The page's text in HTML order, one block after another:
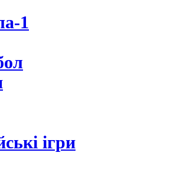
1
ігри